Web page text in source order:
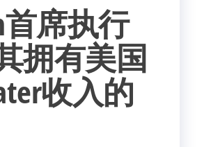
席执行
拥有美国
收入的